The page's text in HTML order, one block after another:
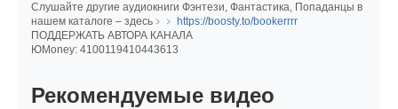
Слушайте другие аудиокниги Фэнтези, Фантастика, Попаданцы в
нашем каталоге – здесь﹥﹥
https://boosty.to/bookerrrr
ПОДДЕРЖАТЬ АВТОРА КАНАЛА
ЮMoney: 4100119410443613
Рекомендуемые видео